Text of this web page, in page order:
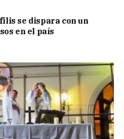
se dispara con un
en el país